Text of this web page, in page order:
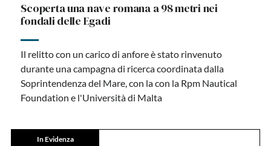
Scoperta una nave romana a 98 metri nei
fondali delle Egadi
Il relitto con un carico di anfore è stato rinvenuto
durante una campagna di ricerca coordinata dalla
Soprintendenza del Mare, con la con la Rpm Nautical
Foundation e l'Università di Malta
In Evidenza